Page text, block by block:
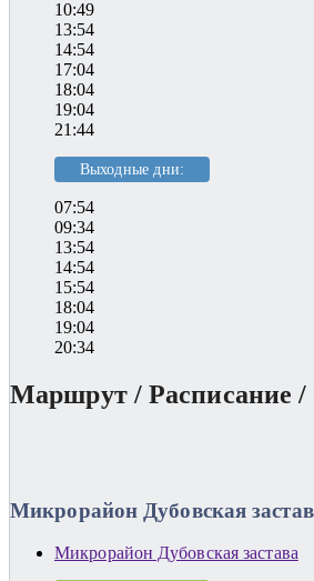
10:49
13:54
14:54
17:04
18:04
19:04
21:44
Выходные дни:
07:54
09:34
13:54
14:54
15:54
18:04
19:04
20:34
Маршрут / Расписание /
Микрорайон Дубовская
Микрорайон Дубовская застава